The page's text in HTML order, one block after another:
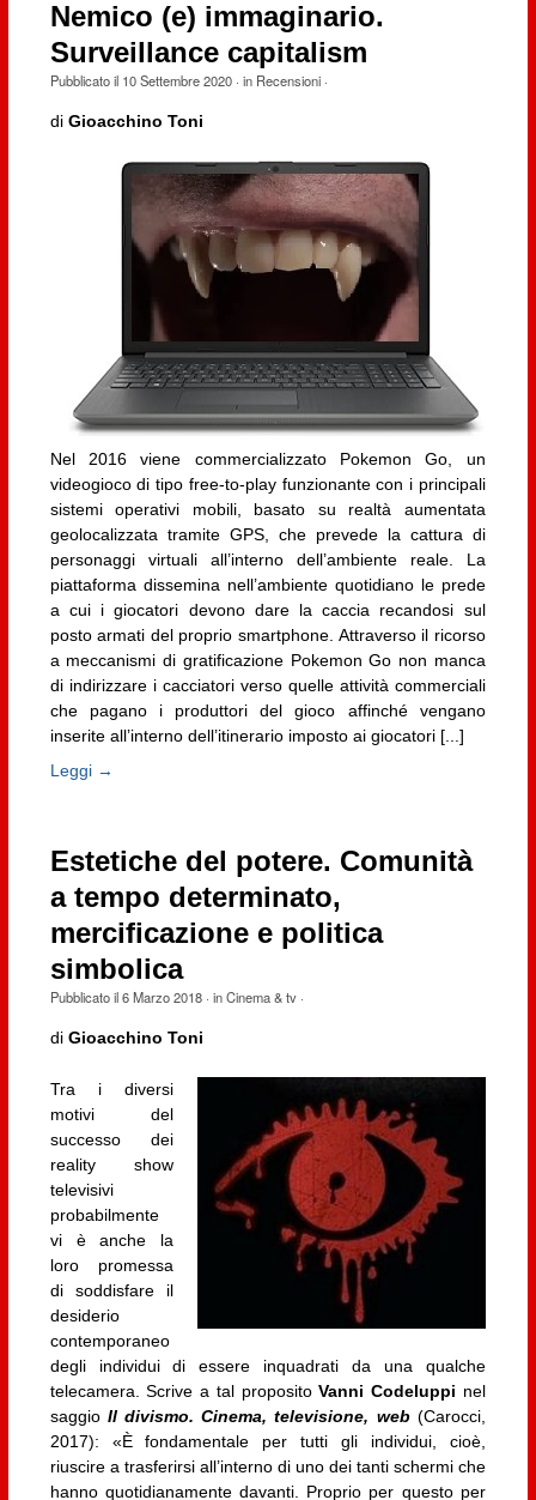
Nemico (e) immaginario.
Surveillance capitalism
Pubblicato il 10 Settembre 2020· in Recensioni·
di Gioacchino Toni
Nel 2016 viene commercializzato Pokemon Go, un
videogioco di tipo free-to-play funzionante con i principali
sistemi operativi mobili, basato su realtà aumentata
geolocalizzata tramite GPS, che prevede la cattura di
personaggi virtuali all’interno dell’ambiente reale. La
piattaforma dissemina nell’ambiente quotidiano le prede
a cui i giocatori devono dare la caccia recandosi sul
posto armati del proprio smartphone. Attraverso il ricorso
a meccanismi di gratificazione Pokemon Go non manca
di indirizzare i cacciatori verso quelle attività commerciali
che pagano i produttori del gioco affinché vengano
inserite all’interno dell’itinerario imposto ai giocatori [...]
Leggi →
Estetiche del potere. Comunità
a tempo determinato,
mercificazione e politica
simbolica
Pubblicato il6 Marzo 2018· inCinema & tv·
di Gioacchino Toni
Tra i diversi
motivi del
successo dei
reality show
televisivi
probabilmente
vi è anche la
loro promessa
di soddisfare il
desiderio
contemporaneo
degli individui di essere inquadrati da una qualche
telecamera. Scrive a tal propositoVanni Codeluppi nel
saggio Il divismo. Cinema, televisione, web(Carocci,
2017): «È fondamentale per tutti gli individui, cioè,
riuscire a trasferirsi all’interno di uno dei tanti schermi che
hanno quotidianamente davanti. Proprio per questo per